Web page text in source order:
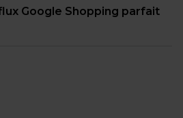
Google Shopping parfait